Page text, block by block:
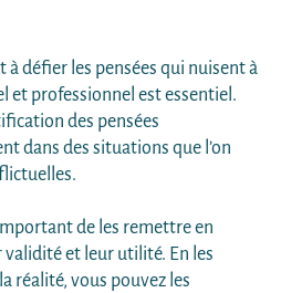
défier les pensées qui nuisent à
professionnel est essentiel.
des pensées
dans des situations que l’on
de les remettre en
et leur utilité. En les
réalité, vous pouvez les